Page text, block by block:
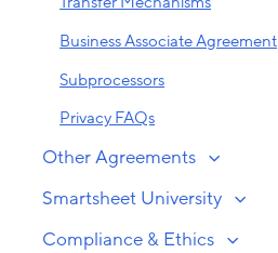
Business Associate Agreement
Subprocessors
Privacy FAQs
Other Agreements
Smartsheet University
Compliance & Ethics